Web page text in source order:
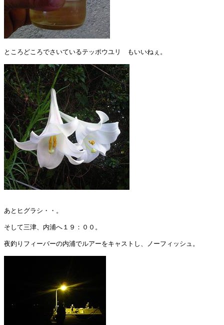
ところどころでさいているテッポウユリ　もいいねぇ。
あとヒグラシ・・。
そして三津、内浦へ１９：００。
夜釣りフィーバーの内浦でルアーをキャストし、ノーフィッシュ。